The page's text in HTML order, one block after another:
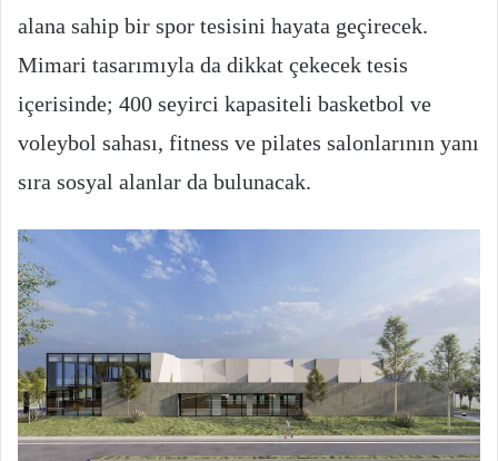
alana sahip bir spor tesisini hayata geçirecek.
Mimari tasarımıyla da dikkat çekecek tesis
içerisinde; 400 seyirci kapasiteli basketbol ve
voleybol sahası, fitness ve pilates salonlarının yanı
sıra sosyal alanlar da bulunacak.